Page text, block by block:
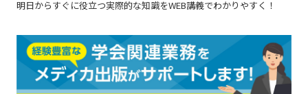
明日からすぐに役立つ実際的な知識をWEB講義でわかりやすく！